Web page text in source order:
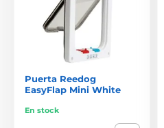
Puerta Reedog
EasyFlap Mini White
En stock